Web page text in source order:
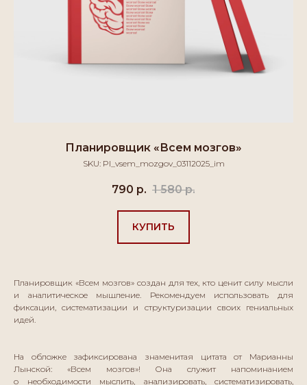
Планировщик «Всем мозгов»
SKU: Pl_vsem_mozgov_03112025_im
790 р. 1 580 р.
КУПИТЬ
Планировщик «Всем мозгов» создан для тех, кто ценит силу мысли
и аналитическое мышление. Рекомендуем использовать для
фиксации, систематизации и структуризации своих гениальных
идей.
На обложке зафиксирована знаменитая цитата от Марианны
Лынской: «Всем мозгов»! Она служит напоминанием
о необходимости мыслить, анализировать, систематизировать,
ИП Лынская Марианна Ильинична
ОГРНИП 317774600600655
Расчетный счет 40802810300002456313